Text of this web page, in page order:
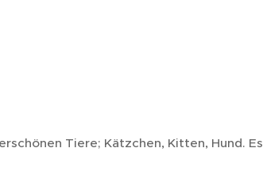
Tiere; Kätzchen, Kitten, Hund. Es